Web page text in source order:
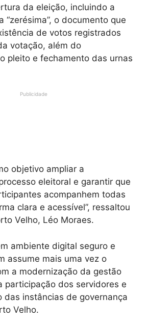
da eleição, incluindo a
“zerésima”, o documento que
de votos registrados
votação, além do
pleito e fechamento das urnas
Publicidade
objetivo ampliar a
eleitoral e garantir que
acompanhem todas
clara e acessível”, ressaltou
Velho, Léo Moraes.
ambiente digital seguro e
assume mais uma vez o
a modernização da gestão
participação dos servidores e
das instâncias de governança
Velho.